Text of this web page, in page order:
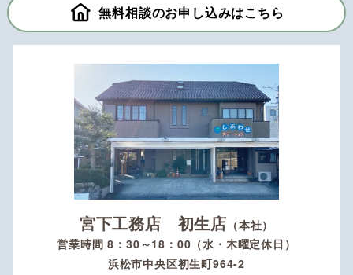
無料相談のお申し込みはこちら
宮下工務店 初生店 （本社）
営業時間 8：30～18：00（水・木曜定休日）
浜松市中央区初生町964-2